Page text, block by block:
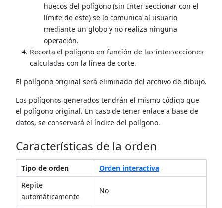
huecos del polígono (sin Inter seccionar con el
límite de este) se lo comunica al usuario
mediante un globo y no realiza ninguna
operación.
Recorta el polígono en función de las intersecciones
calculadas con la línea de corte.
El polígono original será eliminado del archivo de dibujo.
Los polígonos generados tendrán el mismo código que
el polígono original. En caso de tener enlace a base de
datos, se conservará el índice del polígono.
Características de la orden
Tipo de orden
Orden interactiva
Repite
automáticamente
No